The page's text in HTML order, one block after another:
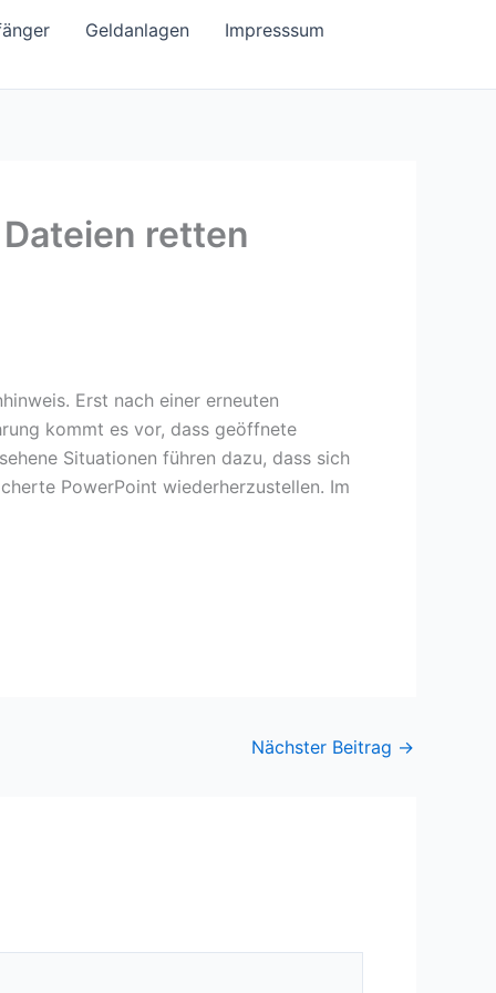
Geldanlagen Impresssum
retten
Erst nach einer erneuten
kommt es vor, dass geöffnete
Situationen führen dazu, dass sich
PowerPoint wiederherzustellen. Im
Nächster Beitrag →